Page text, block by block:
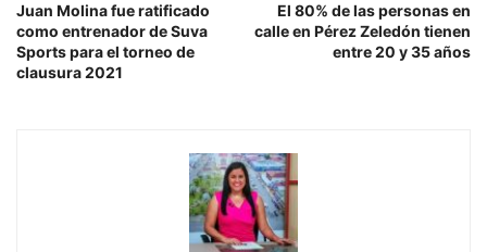
Juan Molina fue ratificado
como entrenador de Suva
Sports para el torneo de
clausura 2021
El 80% de las personas en
calle en Pérez Zeledón tienen
entre 20 y 35 años